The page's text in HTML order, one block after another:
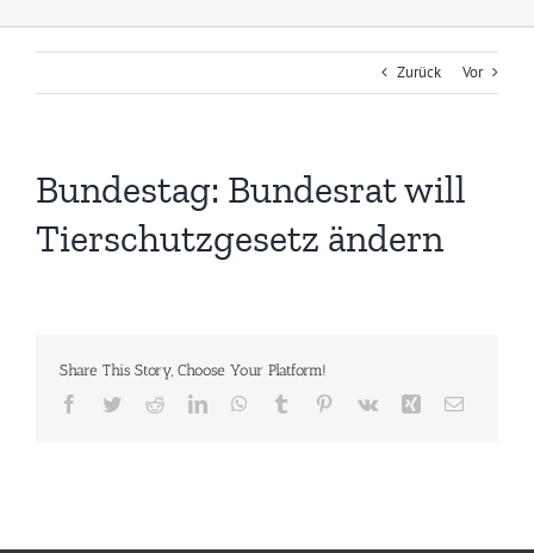
Zurück Vor
Bundestag: Bundesrat will
Tierschutzgesetz ändern
Share This Story, Choose Your Platform!
Facebook
TwitterRedditLinkedInWhatsApp
Tumblr Pinterest
Vk Xing E-